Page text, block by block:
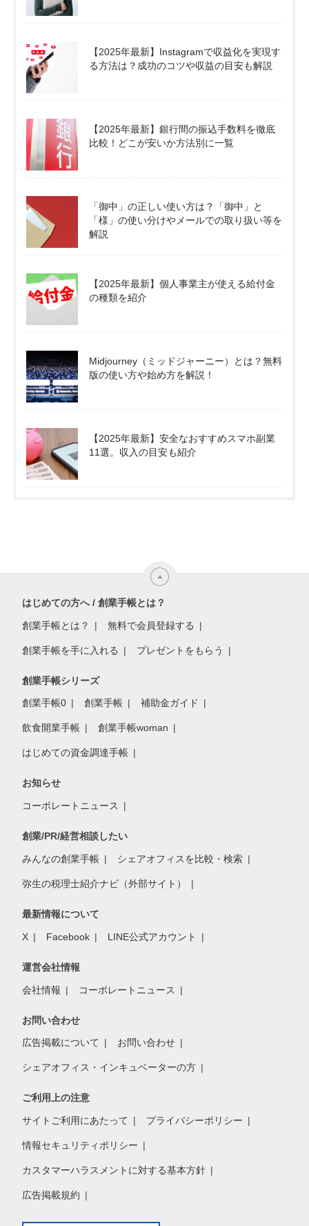
【2025年最新】Instagramで収益化を実現す
る方法は？成功のコツや収益の目安も解説
【2025年最新】銀行間の振込手数料を徹底
比較！どこが安いか方法別に一覧
「御中」の正しい使い方は？「御中」と
「様」の使い分けやメールでの取り扱い等を
解説
【2025年最新】個人事業主が使える給付金
の種類を紹介
Midjourney（ミッドジャーニー）とは？無料
版の使い方や始め方を解説！
【2025年最新】安全なおすすめスマホ副業
11選。収入の目安も紹介
はじめての方へ / 創業手帳とは？
創業手帳とは？ 無料で会員登録する
創業手帳を手に入れる プレゼントをもらう
創業手帳シリーズ
創業手帳0 創業手帳 補助金ガイド
飲食開業手帳 創業手帳woman
はじめての資金調達手帳
お知らせ
コーポレートニュース
創業/PR/経営相談したい
みんなの創業手帳 シェアオフィスを比較・検索
弥生の税理士紹介ナビ（外部サイト）
最新情報について
X Facebook LINE公式アカウント
運営会社情報
会社情報 コーポレートニュース
お問い合わせ
広告掲載について お問い合わせ
シェアオフィス・インキュベーターの方
ご利用上の注意
サイトご利用にあたって プライバシーポリシー
情報セキュリティポリシー
カスタマーハラスメントに対する基本方針
広告掲載規約